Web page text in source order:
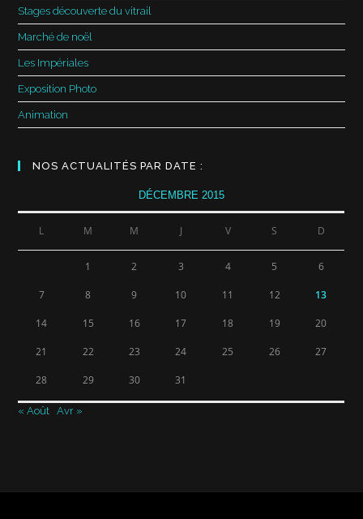
Stages découverte du vitrail
Marché de noël
Les Impériales
Exposition Photo
Animation
NOS ACTUALITÉS PAR DATE :
DÉCEMBRE 2015
L M M J V S D
1 2 3 4 5 6
7 8 9 10 11 12 13
14 15 16 17 18 19 20
21 22 23 24 25 26 27
28 29 30 31
« Août Avr »